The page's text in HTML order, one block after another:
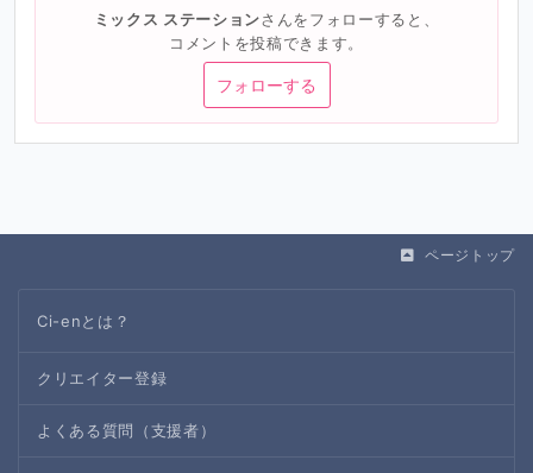
ミックス ステーションさんをフォローすると、
コメントを投稿できます。
フォローする
ページトップ
Ci-enとは？
クリエイター登録
よくある質問（支援者）